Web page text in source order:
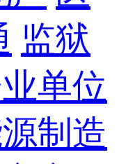
监狱
单位
制造